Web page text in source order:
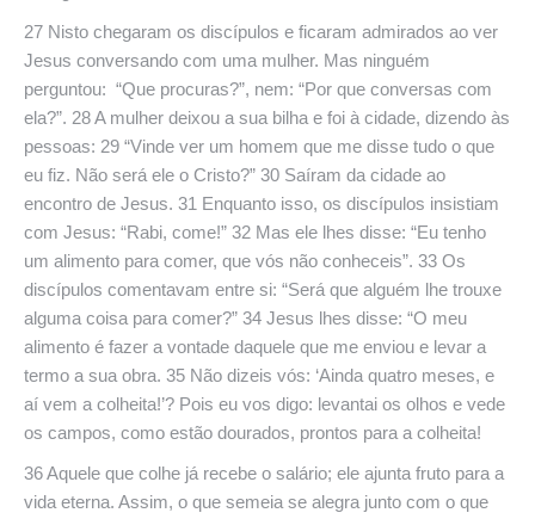
27 Nisto chegaram os discípulos e ficaram admirados ao ver
Jesus conversando com uma mulher. Mas ninguém
perguntou: “Que procuras?”, nem: “Por que conversas com
ela?”. 28 A mulher deixou a sua bilha e foi à cidade, dizendo às
pessoas: 29 “Vinde ver um homem que me disse tudo o que
eu fiz. Não será ele o Cristo?” 30 Saíram da cidade ao
encontro de Jesus. 31 Enquanto isso, os discípulos insistiam
com Jesus: “Rabi, come!” 32 Mas ele lhes disse: “Eu tenho
um alimento para comer, que vós não conheceis”. 33 Os
discípulos comentavam entre si: “Será que alguém lhe trouxe
alguma coisa para comer?” 34 Jesus lhes disse: “O meu
alimento é fazer a vontade daquele que me enviou e levar a
termo a sua obra. 35 Não dizeis vós: ‘Ainda quatro meses, e
aí vem a colheita!’? Pois eu vos digo: levantai os olhos e vede
os campos, como estão dourados, prontos para a colheita!
36 Aquele que colhe já recebe o salário; ele ajunta fruto para a
vida eterna. Assim, o que semeia se alegra junto com o que